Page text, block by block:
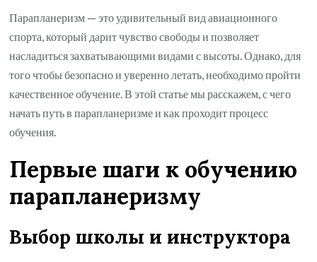
Парапланеризм — это удивительный вид авиационного
спорта, который дарит чувство свободы и позволяет
насладиться захватывающими видами с высоты. Однако, для
того чтобы безопасно и уверенно летать, необходимо пройти
качественное обучение. В этой статье мы расскажем, с чего
начать путь в парапланеризме и как проходит процесс
обучения.
Первые шаги к обучению
парапланеризму
Выбор школы и инструктора